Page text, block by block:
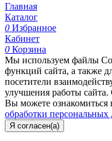
Главная
Каталог
0 Избранное
Кабинет
0 Корзина
Мы используем файлы
функций сайта, а также
посетители
улучшения работы
Вы можете ознакомиться
обработки
Я согласен(а)